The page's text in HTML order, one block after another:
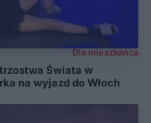
Dla mieszkańca
Świata w
na wyjazd do Włoch